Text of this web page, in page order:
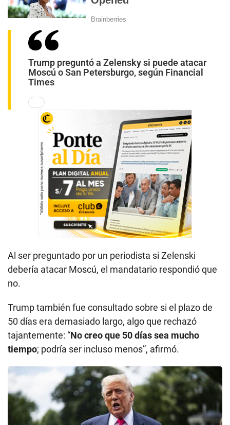
Trump preguntó a Zelensky si puede atacar
Moscú o San Petersburgo, según Financial
Times
Al ser preguntado por un periodista si Zelenski
debería atacar Moscú, el mandatario respondió que
no.
Trump también fue consultado sobre si el plazo de
50 días era demasiado largo, algo que rechazó
tajantemente: “No creo que 50 días sea mucho
tiempo; podría ser incluso menos”, afirmó.